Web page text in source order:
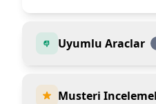
Uyumlu Araclar
Musteri